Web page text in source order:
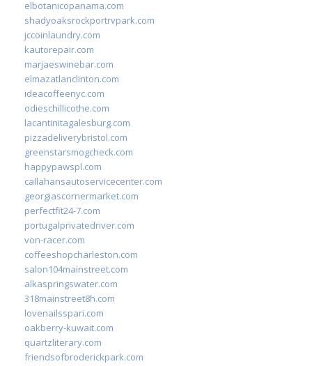
elbotanicopanama.com
shadyoaksrockportrvpark.com
jccoinlaundry.com
kautorepair.com
marjaeswinebar.com
elmazatlanclinton.com
ideacoffeenyc.com
odieschillicothe.com
lacantinitagalesburg.com
pizzadeliverybristol.com
greenstarsmogcheck.com
happypawspl.com
callahansautoservicecenter.com
georgiascornermarket.com
perfectfit24-7.com
portugalprivatedriver.com
von-racer.com
coffeeshopcharleston.com
salon104mainstreet.com
alkaspringswater.com
318mainstreet8h.com
lovenailsspari.com
oakberry-kuwait.com
quartzliterary.com
friendsofbroderickpark.com